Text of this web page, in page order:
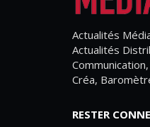
Actualités
Actualités
Créa,
RESTER